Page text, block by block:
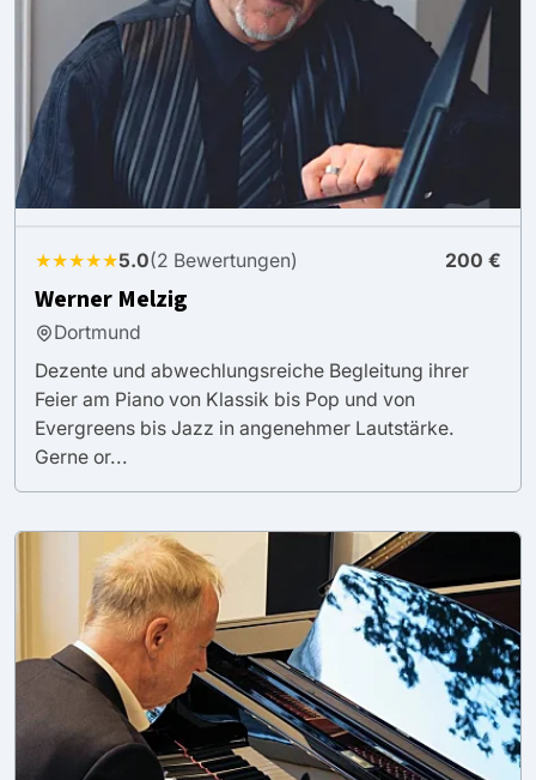
★★★★★5.0(2 Bewertungen) 200 €
Werner Melzig
Dortmund
Dezente und abwechlungsreiche Begleitung ihrer
Feier am Piano von Klassik bis Pop und von
Evergreens bis Jazz in angenehmer Lautstärke.
Gerne or...